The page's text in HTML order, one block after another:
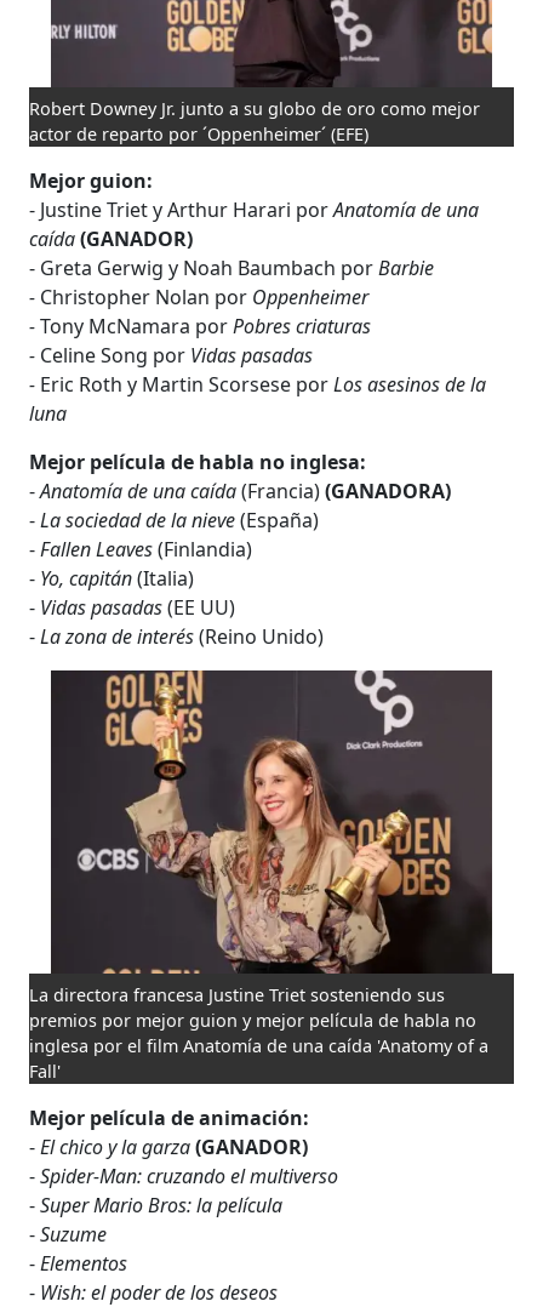
Robert Downey Jr. junto a su globo de oro como mejor
actor de reparto por ´Oppenheimer´ (EFE)
Mejor guion:
- Justine Triet y Arthur Harari porAnatomía de una
caída(GANADOR)
- Greta Gerwig y Noah Baumbach porBarbie
- Christopher Nolan por Oppenheimer
-Tony McNamara porPobres criaturas
- Celine Song por Vidas pasadas
- Eric Roth y Martin Scorsese porLos asesinos de la
luna
Mejor película de habla no inglesa:
-Anatomía de una caída(Francia)(GANADORA)
-La sociedad de la nieve(España)
-Fallen Leaves(Finlandia)
- Yo, capitán(Italia)
- Vidas pasadas(EE UU)
-La zona de interés(Reino Unido)
La directora francesa Justine Triet sosteniendo sus
premios por mejor guion y mejor película de habla no
inglesa por el film Anatomía de una caída 'Anatomy of a
Fall'
Mejor película de animación:
-El chico y la garza(GANADOR)
-Spider-Man: cruzando el multiverso
-Super Mario Bros: la película
-Suzume
-Elementos
- Wish: el poder de los deseos